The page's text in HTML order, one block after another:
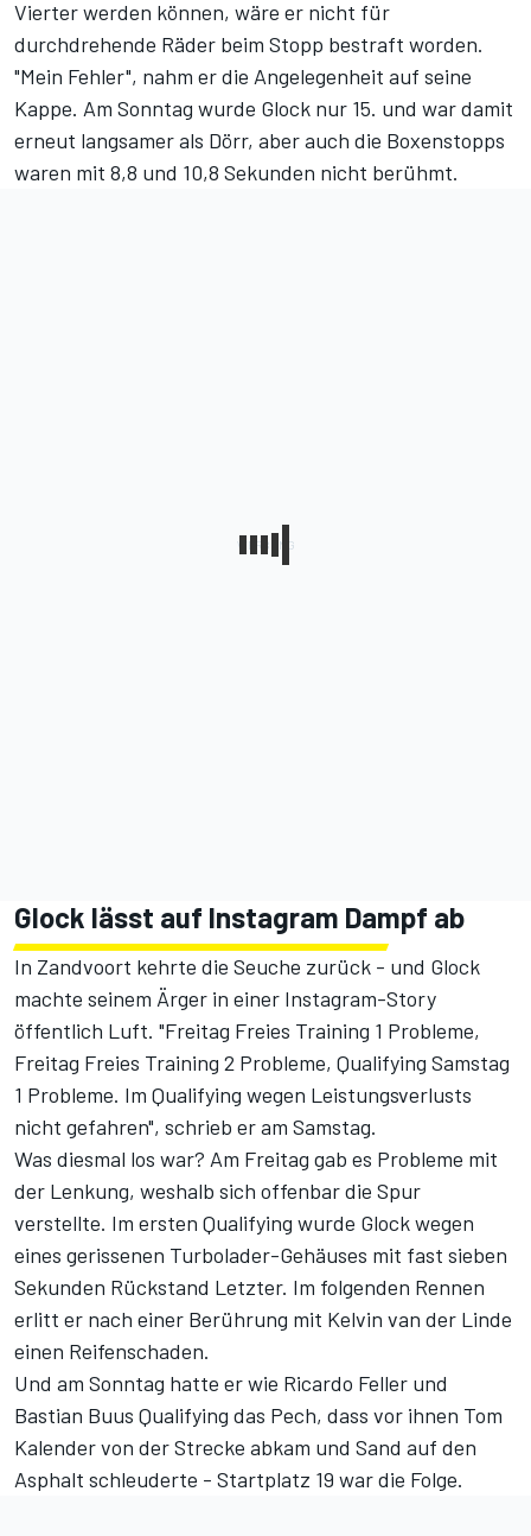
Vierter werden können, wäre er nicht für
durchdrehende Räder beim Stopp bestraft worden.
"Mein Fehler", nahm er die Angelegenheit auf seine
Kappe. Am Sonntag wurde Glock nur 15. und war damit
erneut langsamer als Dörr, aber auch die Boxenstopps
waren mit 8,8 und 10,8 Sekunden nicht berühmt.
Glock lässt auf Instagram Dampf ab
In Zandvoort kehrte die Seuche zurück - und Glock
machte seinem Ärger in einer Instagram-Story
öffentlich Luft. "Freitag Freies Training 1 Probleme,
Freitag Freies Training 2 Probleme, Qualifying Samstag
1 Probleme. Im Qualifying wegen Leistungsverlusts
nicht gefahren", schrieb er am Samstag.
Was diesmal los war? Am Freitag gab es Probleme mit
der Lenkung, weshalb sich offenbar die Spur
verstellte. Im ersten Qualifying wurde Glock wegen
eines gerissenen Turbolader-Gehäuses mit fast sieben
Sekunden Rückstand Letzter. Im folgenden Rennen
erlitt er nach einer Berührung mit Kelvin van der Linde
einen Reifenschaden.
Und am Sonntag hatte er wie Ricardo Feller und
Bastian Buus Qualifying das Pech, dass vor ihnen Tom
Kalender von der Strecke abkam und Sand auf den
Asphalt schleuderte - Startplatz 19 war die Folge.